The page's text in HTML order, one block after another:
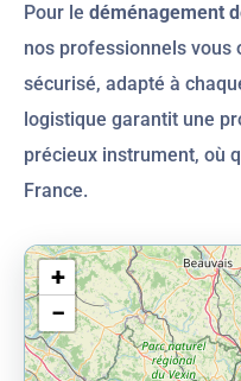
Pour le déménagement
nos professionnels
sécurisé, adapté à
logistique garantit une
précieux instrument, où
France.
+
−